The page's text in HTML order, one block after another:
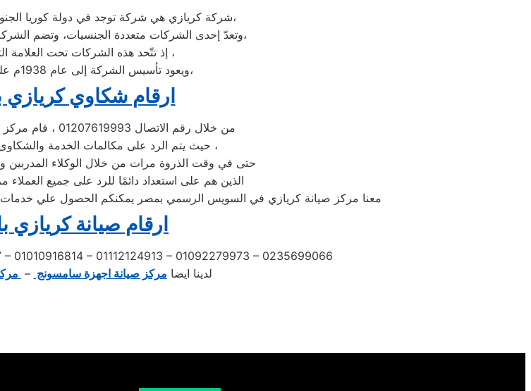
شركة كريازي هي شركة توجد في دولة كوريا الجنوبيّة، وتحديداً في مدينة سيؤول،
وتعدّ إحدى الشركات متعددة الجنسيات، وتضم الشركة العديد من الشركات التابعة لها،
إذ تتّحد هذه الشركات تحت العلامة التجاريّة لـ كريازي ،
ويعود تأسيس الشركة إلى عام 1938م على يد لي بيونغ تشول،
ارقام شكاوي
من خلال رقم الاتصال 01207619993 ، قام مركز الاتصال بتوحيد قنوات الاتصال
حيث يتم الرد على مكالمات الخدمة والشكاوى والمبيعات خلال 30 ثانية ،
حتى في وقت الذروة مرات من خلال الوكلاء المدربين
الذين هم على استعداد دائمًا للرد على جميع
معنا مركز صيانة كريازي في السويس الرسمي بمصر يمكنكم الحصول علي خدمات
ارقام صيانة
01010916814 – 01112124913 – 01092279973 – 0235699066
لدينا ايضا مركز صيانة اجهزة سامسونج –